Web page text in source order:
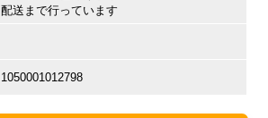
配送まで行っています
1050001012798